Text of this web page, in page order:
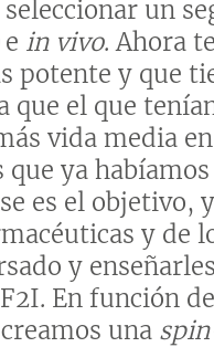
un
e in vivo. Ahora
potente y que
que el que
vida media
que ya
es el objetivo,
y de
y
En función
una